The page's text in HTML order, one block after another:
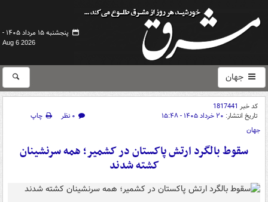
پنجشنبه ۱۵ مرداد ۱۴۰۵ -
Aug 6 2026
جهان
کد خبر 1817441
تاریخ انتشار: ۲۰ خرداد ۱۴۰۵ - ۱۵:۴۸ ۰ نظر
چاپ
جهان
سقوط بالگرد ارتش پاکستان در کشمیر؛ همه سرنشینان
کشته شدند